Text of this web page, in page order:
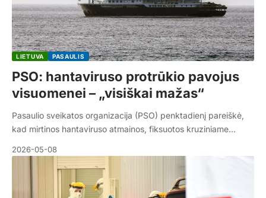
LIETUVA PASAULIS
PSO: hantaviruso protrūkio pavojus
visuomenei – „visiškai mažas“
Pasaulio sveikatos organizacija (PSO) penktadienį pareiškė,
kad mirtinos hantaviruso atmainos, fiksuotos kruziniame…
2026-05-08